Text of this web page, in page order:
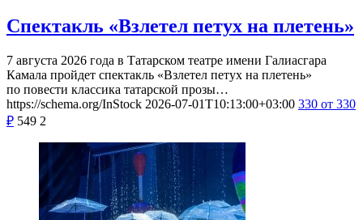
Спектакль «Взлетел петух на плетень»
7 августа 2026 года в Татарском театре имени Галиасгара
Камала пройдет спектакль «Взлетел петух на плетень»
по повести классика татарской прозы…
https://schema.org/InStock 2026-07-01T10:13:00+03:00 330 от 330
₽ 549 2